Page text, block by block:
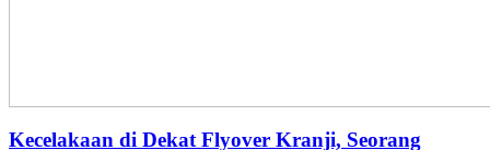
Kecelakaan di Dekat Flyover Kranji, Seorang